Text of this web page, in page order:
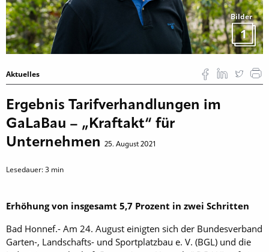
Bilder
1
Aktuelles
Ergebnis Tarifverhandlungen im
GaLaBau – „Kraftakt“ für
Unternehmen
25. August 2021
Lesedauer:3 min
Erhöhung von insgesamt 5,7 Prozent in zwei Schritten
Bad Honnef.- Am 24. August einigten sich der Bundesverband
Garten-, Landschafts- und Sportplatzbau e. V. (BGL) und die